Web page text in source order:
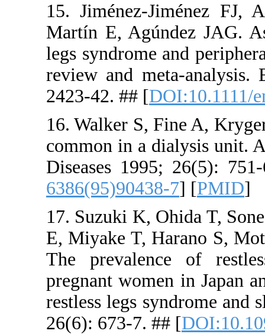
15.
Martín E,
legs
review
2423-42.
16. Walker
common
Diseases
17. Suzuki
E, Miyake
The
pregnant
restless
26(6):